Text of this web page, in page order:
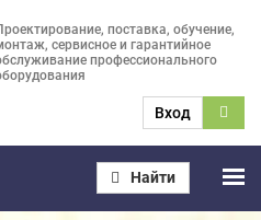
поставка, обучение,
сервисное и гарантийное
профессионального
Вход
Найти